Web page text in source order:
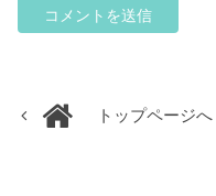
トップページへ